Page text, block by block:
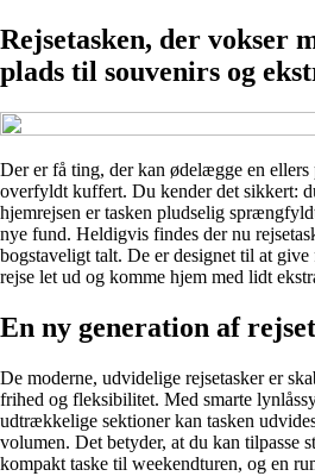
Rejsetasken, der vokser
plads til souvenirs og
Der er få ting, der kan ødelægge en ellers
overfyldt kuffert. Du kender det sikkert:
hjemrejsen er tasken pludselig
nye fund. Heldigvis findes der nu
bogstaveligt talt. De er designet til at
rejse let ud og komme hjem med lidt
En ny generation af
De moderne, udvidelige rejsetasker er
frihed og fleksibilitet. Med smarte
udtrækkelige sektioner kan tasken
volumen. Det betyder, at du kan tilpasse
kompakt taske til weekendturen, og en